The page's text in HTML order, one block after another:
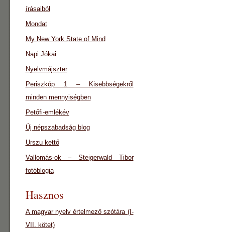
írásaiból
Mondat
My New York State of Mind
Napi Jókai
Nyelvmájszter
Periszkóp 1 – Kisebbségekről
minden mennyiségben
Petőfi-emlékév
Új népszabadság blog
Urszu kettő
Vallomás-ok – Steigerwald Tibor
fotóblogja
Hasznos
A magyar nyelv értelmező szótára (I-
VII. kötet)